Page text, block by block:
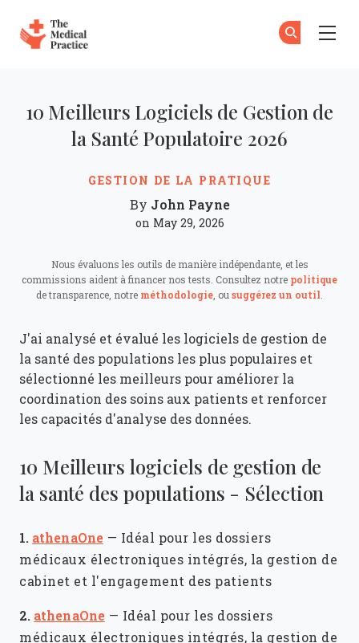
GESTION DE LA PRATIQUE
10 Meilleurs Logiciels de Gestion de
la Santé Populatoire 2026
By John Payne
on May 29, 2026
Nous évaluons les outils de manière indépendante, et les
commissions aident à financer nos tests. Consultez notre politique
de transparence, notre méthodologie , ou suggérez un outil
J'ai analysé et évalué les logiciels de gestion de
la santé des populations les plus populaires et
sélectionné les meilleurs pour améliorer la
coordination des soins aux patients et renforcer
les capacités d'analyse des données.
10 Meilleurs logiciels de gestion de
la santé des populations - Sélection
1. athenaOne — Idéal pour les dossiers
médicaux électroniques intégrés, la gestion de
cabinet et l'engagement des patients
2. athenaOne — Idéal pour les dossiers
médicaux électroniques intégrés, la gestion de